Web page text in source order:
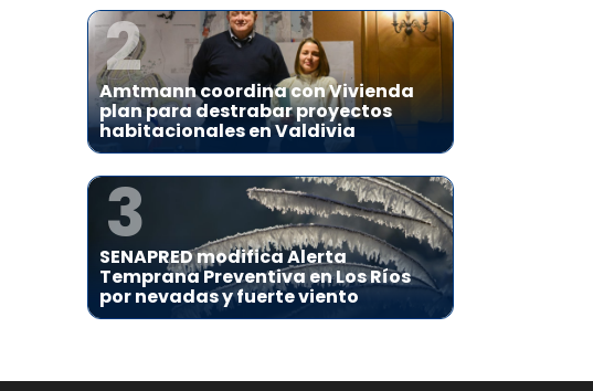
2
Amtmann coordina con Vivienda
plan para destrabar proyectos
habitacionales en Valdivia
3
SENAPRED modifica Alerta
Temprana Preventiva en Los Ríos
por nevadas y fuerte viento